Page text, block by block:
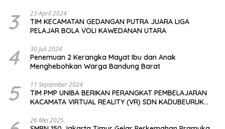
3 23 April 2024
TIM KECAMATAN GEDANGAN PUTRA JUARA LIGA
PELAJAR BOLA VOLI KAWEDANAN UTARA
4 30 Juli 2024
Penemuan 2 Kerangka Mayat Ibu dan Anak
Menghebohkan Warga Bandung Barat
5 11 September 2024
TIM PMP UNIBA BERIKAN PERANGKAT PEMBELAJARAN
KACAMATA VIRTUAL REALITY (VR) SDN KADUBEURUK
26 Mei 2025